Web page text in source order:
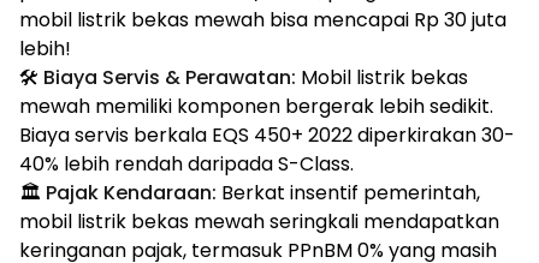
mobil listrik bekas mewah bisa mencapai Rp 30 juta
lebih!
🛠️ Biaya Servis & Perawatan: Mobil listrik bekas
mewah memiliki komponen bergerak lebih sedikit.
Biaya servis berkala EQS 450+ 2022 diperkirakan 30-
40% lebih rendah daripada S-Class.
🏛️ Pajak Kendaraan: Berkat insentif pemerintah,
mobil listrik bekas mewah seringkali mendapatkan
keringanan pajak, termasuk PPnBM 0% yang masih